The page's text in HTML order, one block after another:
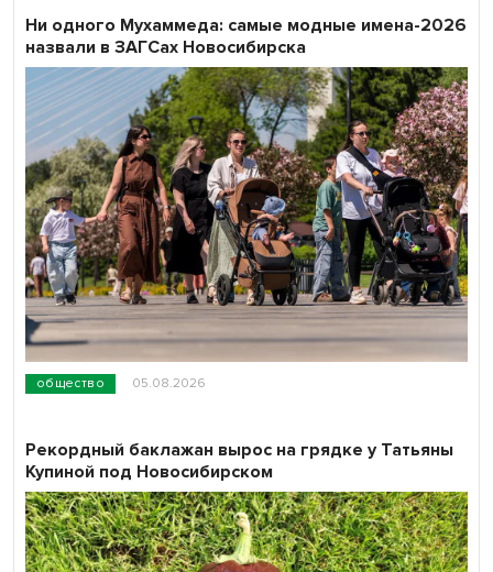
общество 05.08.2026
Ни одного Мухаммеда: самые модные имена-2026
назвали в ЗАГСах Новосибирска
Рекордный баклажан вырос на грядке у Татьяны
Купиной под Новосибирском